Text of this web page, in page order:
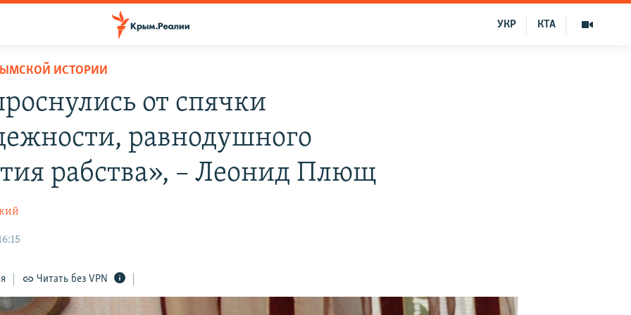
КТА
УКР
ИСТОРИИ
от спячки
равнодушного
рабства», – Леонид Плющ
Читать без VPN